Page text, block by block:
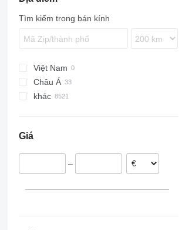
Transit
T-Way
Trakker
X-Way
TGE
TGL
TGS
TGX
Econic
Integro
MB
O-series
S-Class
X-Trail
Master
Maxity
Midliner
Midlum
Premium
Prius
Polo
Tiguan
F88
FE
FL
FM
FMX
Tìm kiếm trong bán kính
Việt Nam
Châu Á
Thổ Nhĩ Kỳ
khác
Estonia
Ba Lan
Giá
–